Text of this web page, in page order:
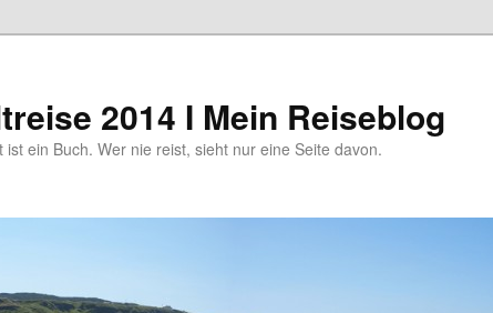
2014 I Mein Reiseblog
ist ein Buch. Wer nie reist, sieht nur eine Seite davon.